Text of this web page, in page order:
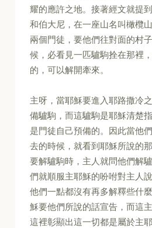
耀的應許之地。接著經文就提
和伯大尼，在一座山名叫橄欖
兩個門徒，要他們往對面的村
候，必看見一匹驢駒拴在那裡
的，可以解開牽來。
主呀，當耶穌要進入耶路撒冷
備驢駒，而這驢駒是耶穌清楚
是門徒自己預備的。因此當他
去的時候，就看到耶穌所說的
要解驢駒時，主人就問他們解
們就順服主耶穌的吩咐對主人
他們一點都沒有再多解釋些什
穌要他們所說的話宣告，而這
這裡彰顯出這一切都是屬於主